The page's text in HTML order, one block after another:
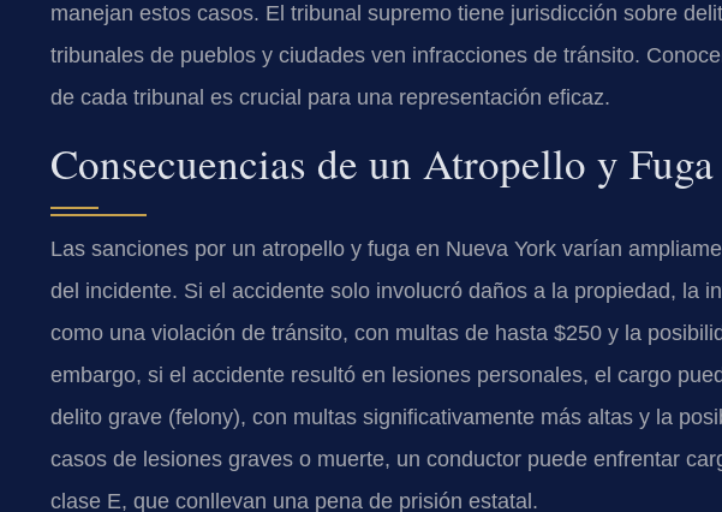
manejan estos casos. El tribunal supremo tiene jurisdicción sobre
tribunales de pueblos y ciudades ven infracciones de tránsito.
de cada tribunal es crucial para una representación eficaz.
Consecuencias de un Atropello y
Las sanciones por un atropello y fuga en Nueva York varían
del incidente. Si el accidente solo involucró daños a la propiedad, la
como una violación de tránsito, con multas de hasta $250 y la
embargo, si el accidente resultó en lesiones personales, el cargo
delito grave (felony), con multas significativamente más altas y la
casos de lesiones graves o muerte, un conductor puede enfrentar
clase E, que conllevan una pena de prisión estatal.